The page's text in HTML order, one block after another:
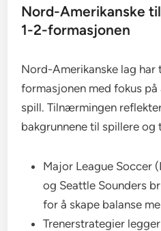
Nord-Amerikanske
1-2-formasjonen
Nord-Amerikanske lag
formasjonen med fokus
spill. Tilnærmingen
bakgrunnene til spillere og
Major League Soccer
og Seattle Sounders
for å skape balanse
Trenerstrategier